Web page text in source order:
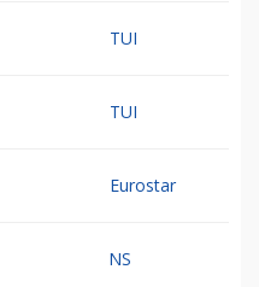
TUI
TUI
Eurostar
NS